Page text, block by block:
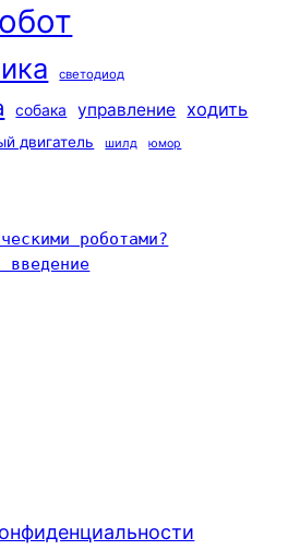
светодиод
собака управление ходить
двигатель шилд юмор
роботами?
введение